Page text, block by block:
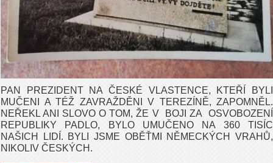
PAN PREZIDENT NA ČESKÉ VLASTENCE, KTEŘÍ BYLI
MUČENI A TÉŽ ZAVRAŽDĚNI V TEREZÍNĚ, ZAPOMNĚL.
NEŘEKL ANI SLOVO O TOM, ŽE V BOJI ZA OSVOBOZENÍ
REPUBLIKY PADLO, BYLO UMUČENO NA 360 TISÍC
NAŠICH LIDÍ. BYLI JSME OBĚŤMI NĚMECKÝCH VRAHŮ,
NIKOLIV ČESKÝCH.